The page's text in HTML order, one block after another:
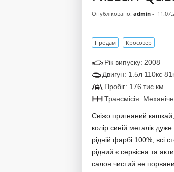
Опубліковано: admin -
Продам Кросовер
Рік випуску: 2008
Двигун: 1.5л 110кс
Пробіг: 176 тис.км.
Трансмісія:
Свіжо пригнаний
колір синій металік
рідній фарбі 100%, всі
рідний є сервісна та
салон чистий не